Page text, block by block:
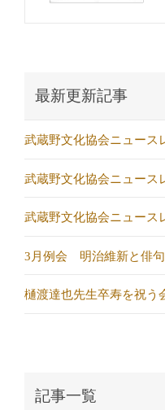
最新更新記事
武蔵野文化協会ニュース
武蔵野文化協会ニュース
武蔵野文化協会ニュース
3月例会 明治維新と俳
樋渡達也先生卒寿を祝う
記事一覧